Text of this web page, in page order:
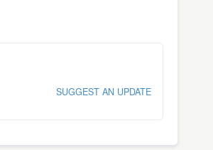
SUGGEST AN UPDATE